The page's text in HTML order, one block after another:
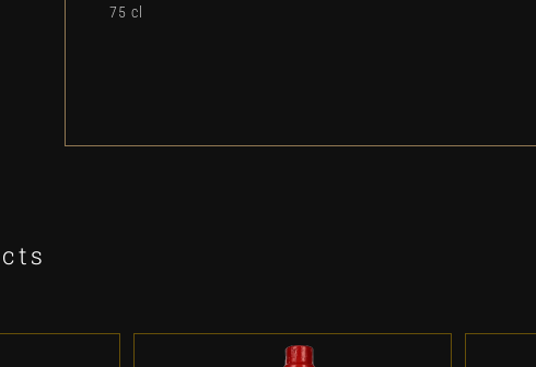
75 cl